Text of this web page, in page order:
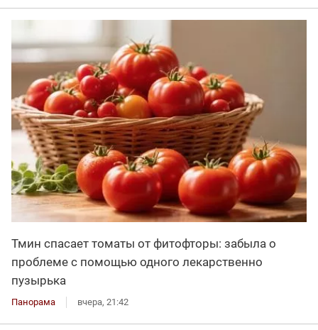
Тмин спасает томаты от фитофторы: забыла о
проблеме с помощью одного лекарственно
пузырька
Панорама вчера, 21:42